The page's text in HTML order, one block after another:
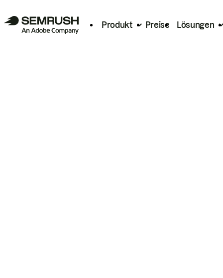
Produkt Preise Lösungen